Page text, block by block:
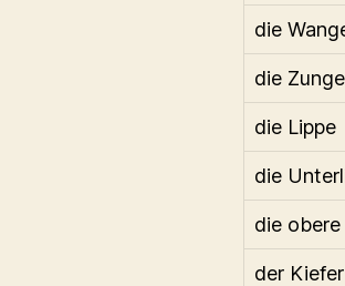
die
die Zunge
die Lippe
die
die obere
der Kiefer